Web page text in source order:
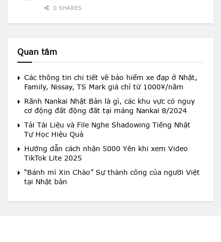
0 SHARES
Quan tâm
Các thông tin chi tiết về bảo hiểm xe đạp ở Nhật,
Family, Nissay, TS Mark giá chỉ từ 1000¥/năm
Rãnh Nankai Nhật Bản là gì, các khu vực có nguy
cơ động đất động đất tại máng Nankai 8/2024
Tải Tài Liệu và File Nghe Shadowing Tiếng Nhật
Tự Học Hiệu Quả
Hướng dẫn cách nhận 5000 Yên khi xem Video
TikTok Lite 2025
“Bánh mì Xin Chào” Sự thành công của người Việt
tại Nhật bản